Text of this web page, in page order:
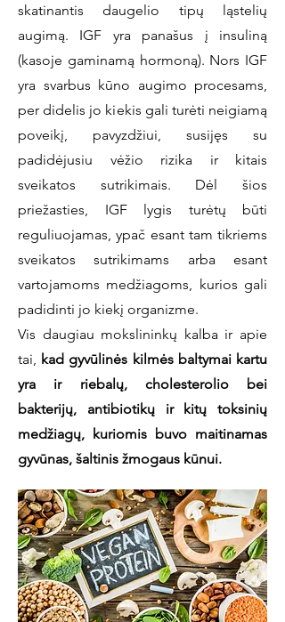
skatinantis daugelio tipų ląstelių
augimą. IGF yra panašus į insuliną
(kasoje gaminamą hormoną). Nors IGF
yra svarbus kūno augimo procesams,
per didelis jo kiekis gali turėti neigiamą
poveikį, pavyzdžiui, susijęs su
padidėjusiu vėžio rizika ir kitais
sveikatos sutrikimais. Dėl šios
priežasties, IGF lygis turėtų būti
reguliuojamas, ypač esant tam tikriems
sveikatos sutrikimams arba esant
vartojamoms medžiagoms, kurios gali
padidinti jo kiekį organizme.
Vis daugiau mokslininkų kalba ir apie
tai, kad gyvūlinės kilmės baltymai kartu
yra ir riebalų, cholesterolio bei
bakterijų, antibiotikų ir kitų toksinių
medžiagų, kuriomis buvo maitinamas
gyvūnas, šaltinis žmogaus kūnui.